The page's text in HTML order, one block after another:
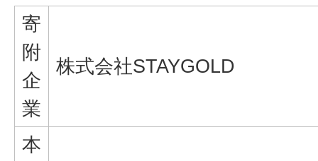
寄
附
企
業
株式会社STAYGOLD
本